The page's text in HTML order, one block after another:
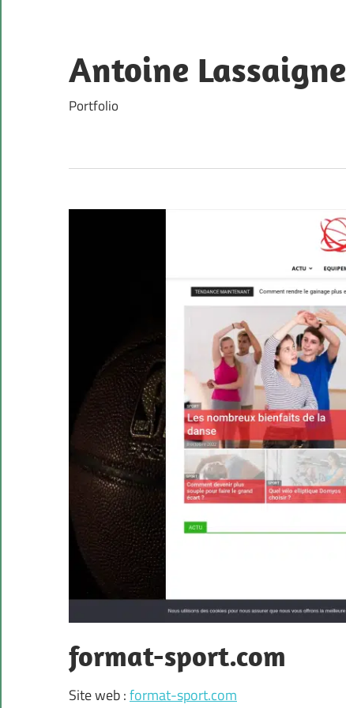
content
Antoine Lassaigne
Portfolio
format-sport.com
Site web :format-sport.com